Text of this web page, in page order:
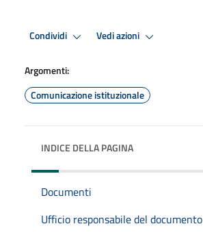
Condividi Vedi azioni
Argomenti:
Comunicazione istituzionale
INDICE DELLA PAGINA
Documenti
Ufficio responsabile del documento